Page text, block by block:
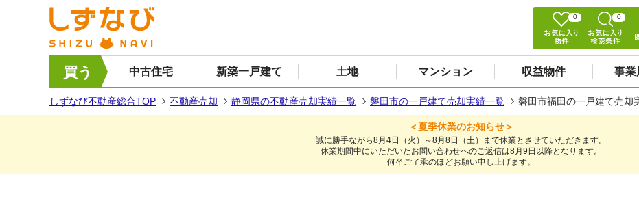
0 0
買う 中古住宅 新築一戸建て 土地 マンション 収益物件 事業
しずなび不動産総合TOP 不動産売却 静岡県の不動産売却実績一覧 磐田市の一戸建て売却実績一覧 磐田市福田の一戸建て売却
＜夏季休業のお知らせ＞
誠に勝手ながら8月4日（火）～8月8日（土）まで休業とさせていただきます。
休業期間中にいただいたお問い合わせへのご返信は8月9日以降となります。
何卒ご了承のほどお願い申し上げます。